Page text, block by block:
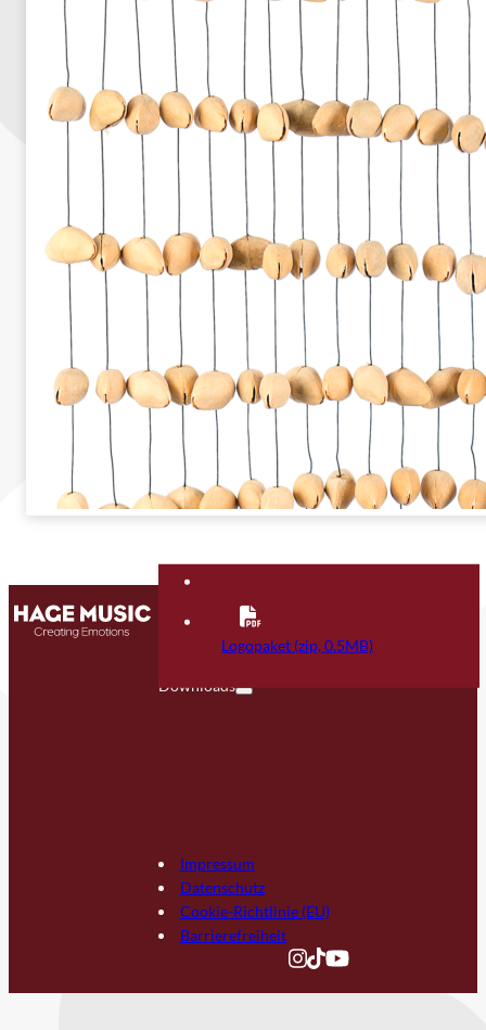
Downloads
Logopaket (zip, 0.5MB)
Impressum
Datenschutz
Cookie-Richtlinie (EU)
Barrierefreiheit